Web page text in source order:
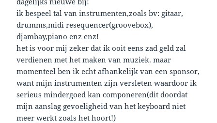
ik bespeel tal van instrumenten,zoals bv: gitaar,
drumms,midi resequencer(groovebox),
djambay,piano enz enz!
het is voor mij zeker dat ik ooit eens zad geld zal
verdienen met het maken van muziek. maar
momenteel ben ik echt afhankelijk van een sponsor,
want mijn instrumenten zijn versleten waardoor ik
serieus mindergoed kan componeren(dit doordat
mijn aanslag gevoeligheid van het keyboard niet
meer werkt zoals het hoort!)